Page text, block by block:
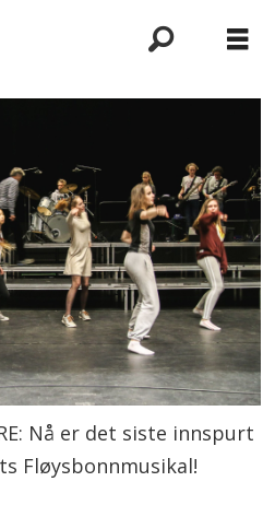
Nå er det siste innspurt
Fløysbonnmusikal!